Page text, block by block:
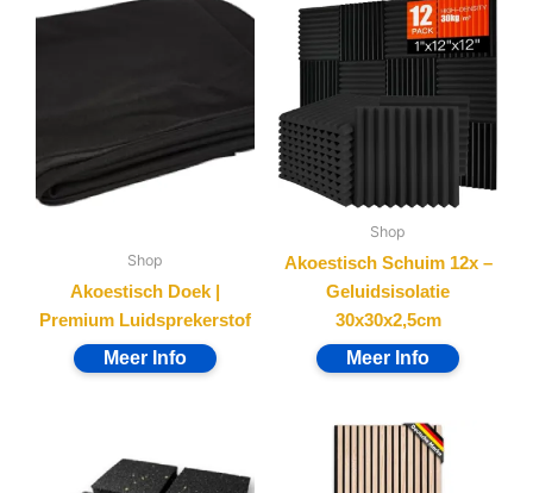
Shop
Anti-Trillingspads (8
stuks) – Wasmachine &
Meer!
Shop
Akoestisch Paneel
Houtfineer 118x60cm